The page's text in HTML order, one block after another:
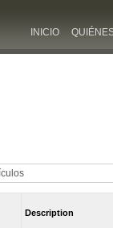
INICIO
Description